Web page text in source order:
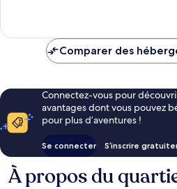
Comparer des
Connectez-vous pour
avantages dont vous pouvez
pour plus d’aventures !
Se connecter S’inscrire
À propos du